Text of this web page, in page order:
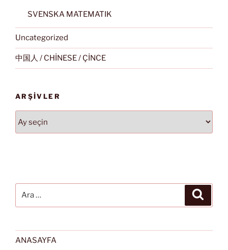
SVENSKA MATEMATIK
Uncategorized
中国人 / CHİNESE / ÇİNCE
ARŞIVLER
ANASAYFA